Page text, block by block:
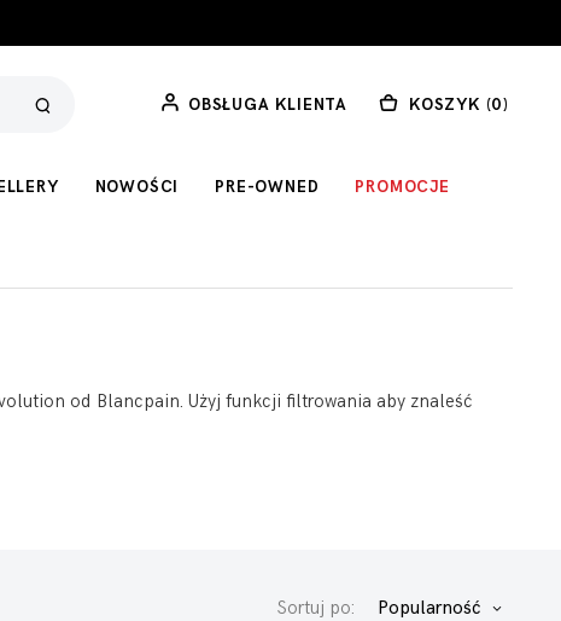
OBSŁUGA KLIENTA KOSZYK (0)
NOWOŚCI PRE-OWNED PROMOCJE
od Blancpain. Użyj funkcji filtrowania aby znaleść
Sortuj po: Popularność